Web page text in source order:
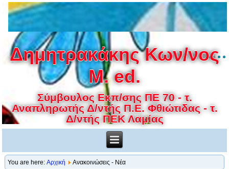
Δημητρακάκης Κων/νος
M. ed.
Σύμβουλος Εκπ/σης ΠΕ 70 - τ.
Αναπληρωτής Δ/ντής Π.Ε. Φθιώτιδας - τ.
Δ/ντής ΠΕΚ Λαμίας
You are here:Αρχική Ανακοινώσεις - Νέα